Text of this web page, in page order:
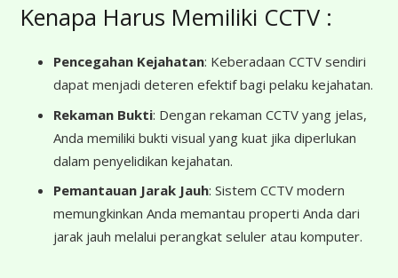
Kenapa Harus Memiliki CCTV :
Pencegahan Kejahatan: Keberadaan CCTV sendiri
dapat menjadi deteren efektif bagi pelaku kejahatan.
Rekaman Bukti: Dengan rekaman CCTV yang jelas,
Anda memiliki bukti visual yang kuat jika diperlukan
dalam penyelidikan kejahatan.
Pemantauan Jarak Jauh: Sistem CCTV modern
memungkinkan Anda memantau properti Anda dari
jarak jauh melalui perangkat seluler atau komputer.